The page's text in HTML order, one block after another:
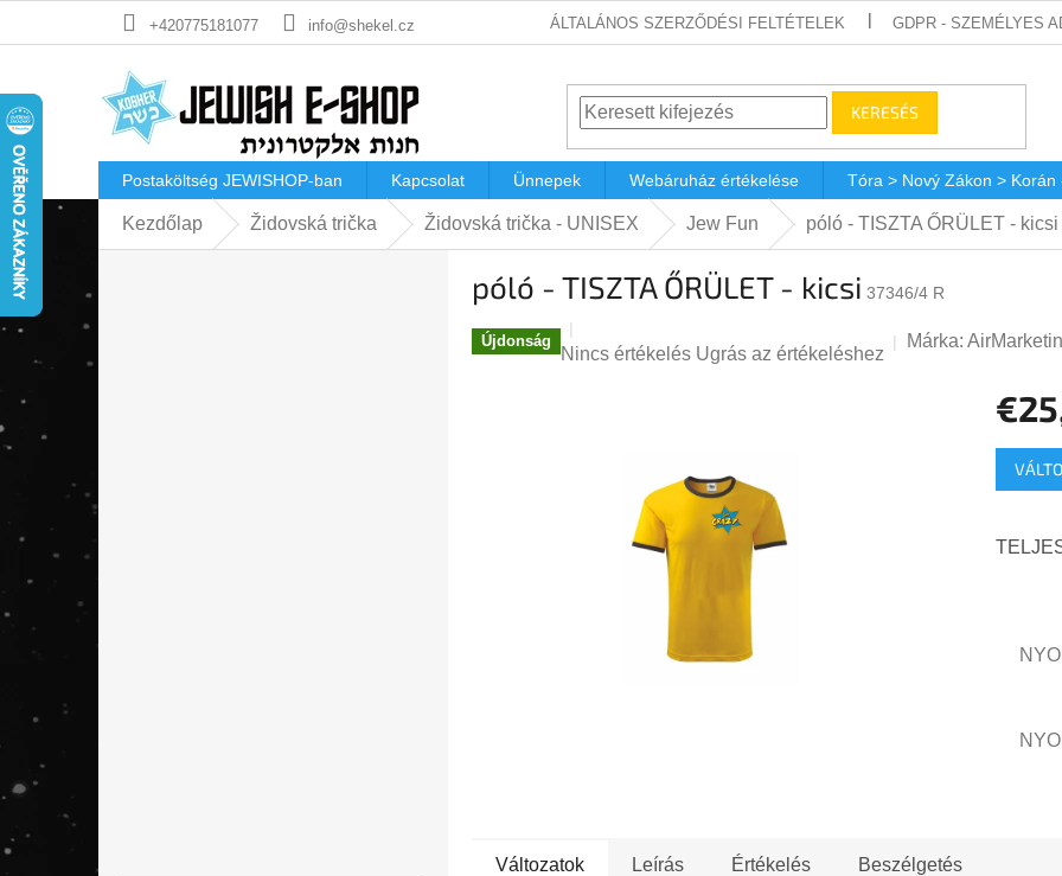
tartalomhoz
+420775181077 info@shekel.cz ÁLTALÁNOS SZERZŐDÉSI FELTÉTELEK GDPR - SZEMÉLYES
KERESÉS
Postaköltség JEWISHOP-ban Kapcsolat Ünnepek Webáruház értékelése Tóra > Nový Zákon > Korán
Kezdőlap Židovská trička Židovská trička - UNISEX Jew Fun póló - TISZTA ŐRÜLET - kicsi
póló - TISZTA ŐRÜLET - kicsi 37346/4 R
Újdonság
A
Nincs értékelés Ugrás az értékeléshez
Márka:
Változatok Leírás Értékelés Beszélgetés